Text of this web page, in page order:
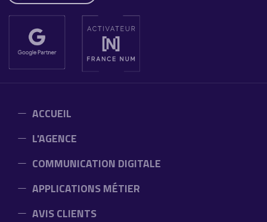
ACCUEIL
L'AGENCE
COMMUNICATION DIGITALE
APPLICATIONS MÉTIER
AVIS CLIENTS